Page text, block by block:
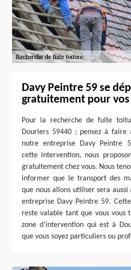
Davy Peintre 59 se
gratuitement pour
Pour la recherche de fuite
Dourlers 59440 ; pensez à faire
notre entreprise Davy Peintre
cette intervention, nous
gratuitement chez vous. Nous
informer que le transport des
que nous allons utiliser sera
entreprise Davy Peintre 59.
reste valable tant que vous vous
zone d’intervention qui est à
que vous soyez particuliers ou